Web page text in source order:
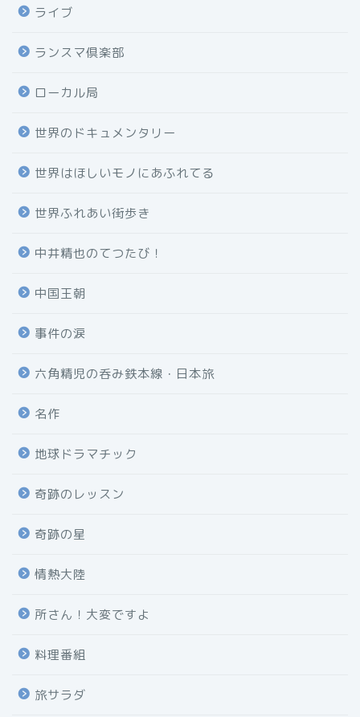
ライブ
ランスマ倶楽部
ローカル局
世界のドキュメンタリー
世界はほしいモノにあふれてる
世界ふれあい街歩き
中井精也のてつたび！
中国王朝
事件の涙
六角精児の呑み鉄本線・日本旅
名作
地球ドラマチック
奇跡のレッスン
奇跡の星
情熱大陸
所さん！大変ですよ
料理番組
旅サラダ